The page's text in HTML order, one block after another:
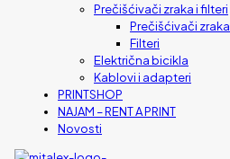
Prečišćivači zraka i filteri
Prečišćivači zraka
Filteri
Električna bicikla
Kablovi i adapteri
PRINTSHOP
NAJAM – RENT A PRINT
Novosti